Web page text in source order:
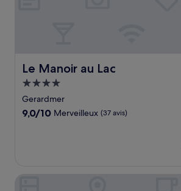
Le Manoir au Lac
Le Manoir au Lac
Hébergement
4.0 étoiles
Gerardmer
9.0
9,0/10 Merveilleux (37 avis)